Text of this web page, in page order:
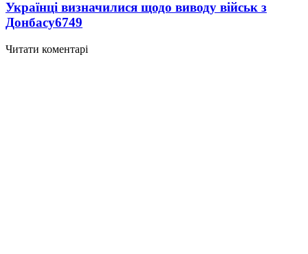
Українці визначилися щодо виводу військ з
Донбасу6749
Читати коментарі